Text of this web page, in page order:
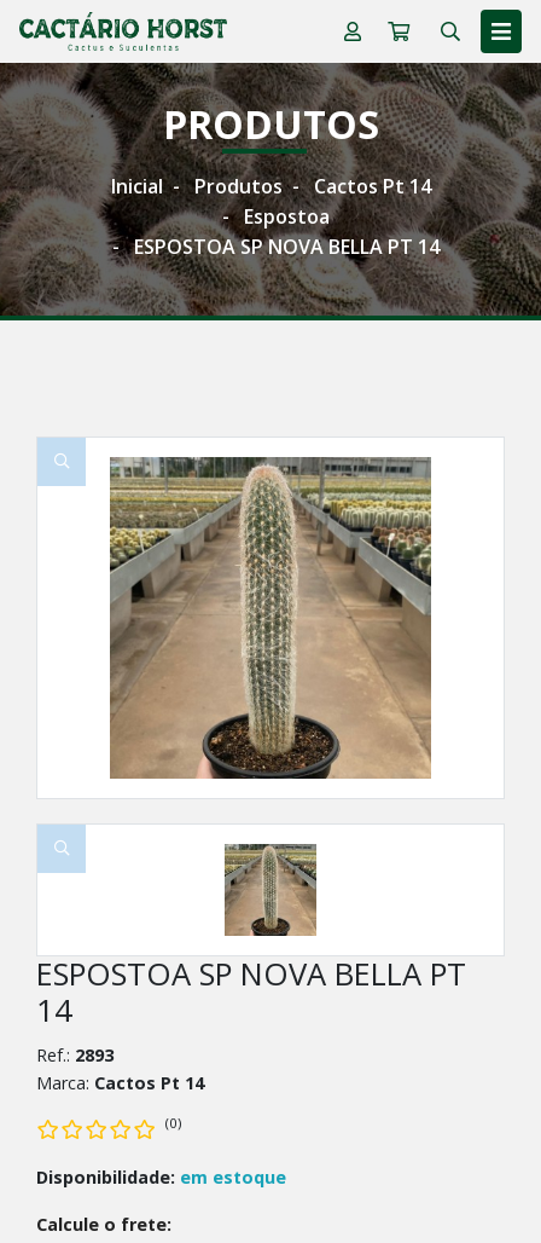
PRODUTOS
Inicial Produtos
Cactos Pt 14
Espostoa
ESPOSTOA SP NOVA BELLA PT 14
ESPOSTOA SP NOVA BELLA PT
14
Ref.: 2893
Marca: Cactos Pt 14
(0)
Disponibilidade: em estoque
Calcule o frete: